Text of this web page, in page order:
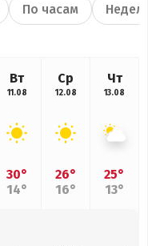
По часам
Вт
11.08
30°
14°
Ср
12.08
26°
16°
Чт
13.08
25°
13°